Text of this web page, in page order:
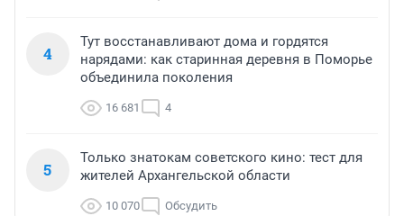
4
Тут восстанавливают дома и гордятся
нарядами: как старинная деревня в Поморье
объединила поколения
16 681 4
5
Только знатокам советского кино: тест для
жителей Архангельской области
10 070 Обсудить